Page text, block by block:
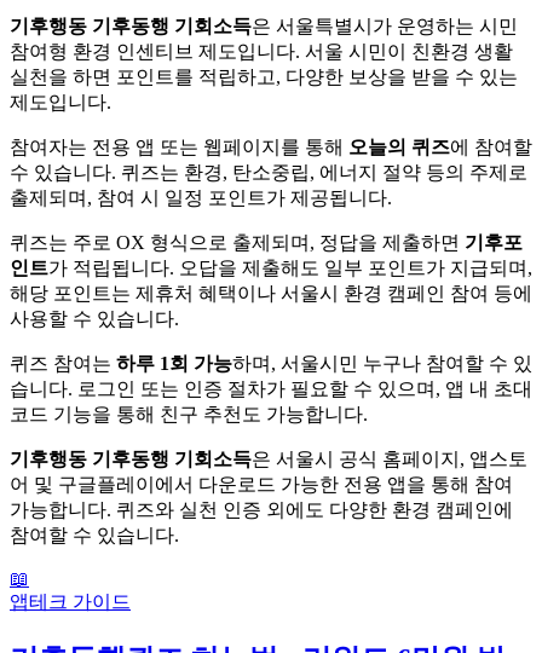
기후행동 기후동행 기회소득은 서울특별시가 운영하는 시민
참여형 환경 인센티브 제도입니다. 서울 시민이 친환경 생활
실천을 하면 포인트를 적립하고, 다양한 보상을 받을 수 있는
제도입니다.
참여자는 전용 앱 또는 웹페이지를 통해 오늘의 퀴즈에 참여할
수 있습니다. 퀴즈는 환경, 탄소중립, 에너지 절약 등의 주제로
출제되며, 참여 시 일정 포인트가 제공됩니다.
퀴즈는 주로 OX 형식으로 출제되며, 정답을 제출하면 기후포
인트가 적립됩니다. 오답을 제출해도 일부 포인트가 지급되며,
해당 포인트는 제휴처 혜택이나 서울시 환경 캠페인 참여 등에
사용할 수 있습니다.
퀴즈 참여는 하루 1회 가능하며, 서울시민 누구나 참여할 수 있
습니다. 로그인 또는 인증 절차가 필요할 수 있으며, 앱 내 초대
코드 기능을 통해 친구 추천도 가능합니다.
기후행동 기후동행 기회소득은 서울시 공식 홈페이지, 앱스토
어 및 구글플레이에서 다운로드 가능한 전용 앱을 통해 참여
가능합니다. 퀴즈와 실천 인증 외에도 다양한 환경 캠페인에
참여할 수 있습니다.
📖
앱테크 가이드